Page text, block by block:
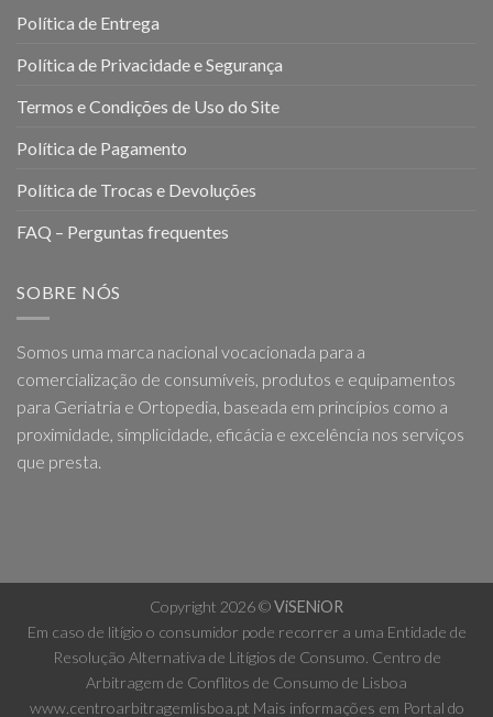
Política de Entrega
Política de Privacidade e Segurança
Termos e Condições de Uso do Site
Política de Pagamento
Política de Trocas e Devoluções
FAQ – Perguntas frequentes
SOBRE NÓS
Somos uma marca nacional vocacionada para a
comercialização de consumíveis, produtos e equipamentos
para Geriatria e Ortopedia, baseada em princípios como a
proximidade, simplicidade, eficácia e excelência nos serviços
que presta.
Copyright 2026 ©ViSENiOR
Em caso de litígio o consumidor pode recorrer a uma Entidade de
Resolução Alternativa de Litígios de Consumo. Centro de
Arbitragem de Conflitos de Consumo de Lisboa
www.centroarbitragemlisboa.pt Mais informações em Portal do